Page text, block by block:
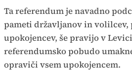
Ta referendum je navadno
pameti državljanov in volilcev,
upokojencev, še pravijo v
referendumsko pobudo
opraviči vsem upokojencem.